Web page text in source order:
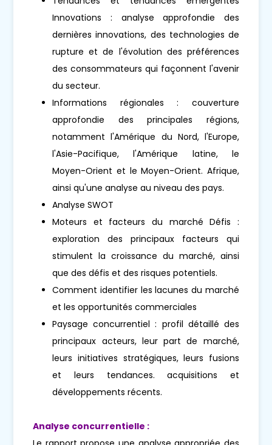
Innovations : analyse approfondie des
dernières innovations, des technologies de
rupture et de l'évolution des préférences
des consommateurs qui façonnent l'avenir
du secteur.
Informations régionales : couverture
approfondie des principales régions,
notamment l'Amérique du Nord, l'Europe,
l'Asie-Pacifique, l'Amérique latine, le
Moyen-Orient et le Moyen-Orient. Afrique,
ainsi qu'une analyse au niveau des pays.
Analyse SWOT
Moteurs et facteurs du marché Défis :
exploration des principaux facteurs qui
stimulent la croissance du marché, ainsi
que des défis et des risques potentiels.
Comment identifier les lacunes du marché
et les opportunités commerciales
Paysage concurrentiel : profil détaillé des
principaux acteurs, leur part de marché,
leurs initiatives stratégiques, leurs fusions
et leurs tendances. acquisitions et
développements récents.
Analyse concurrentielle :